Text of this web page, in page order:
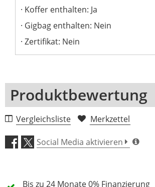
Koffer enthalten: Ja
Gigbag enthalten: Nein
Zertifikat: Nein
Produktbewertung
1 Rezension
5 Sterne
4 Sterne
Vergleichsliste Merkzettel
Social Media aktivieren
Bis zu 24 Monate0% Finanzierung